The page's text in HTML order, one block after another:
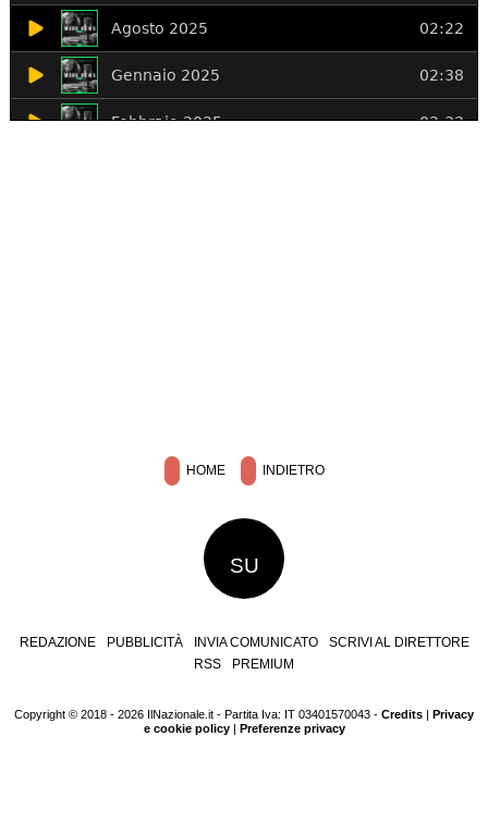
HOME INDIETRO
SU
REDAZIONE PUBBLICITÀ INVIA COMUNICATO
SCRIVI AL DIRETTORE
RSS
PREMIUM
Copyright © 2018 - 2026 IlNazionale.it - Partita Iva: IT 03401570043 - Credits | Privacy
e cookie policy| Preferenze privacy